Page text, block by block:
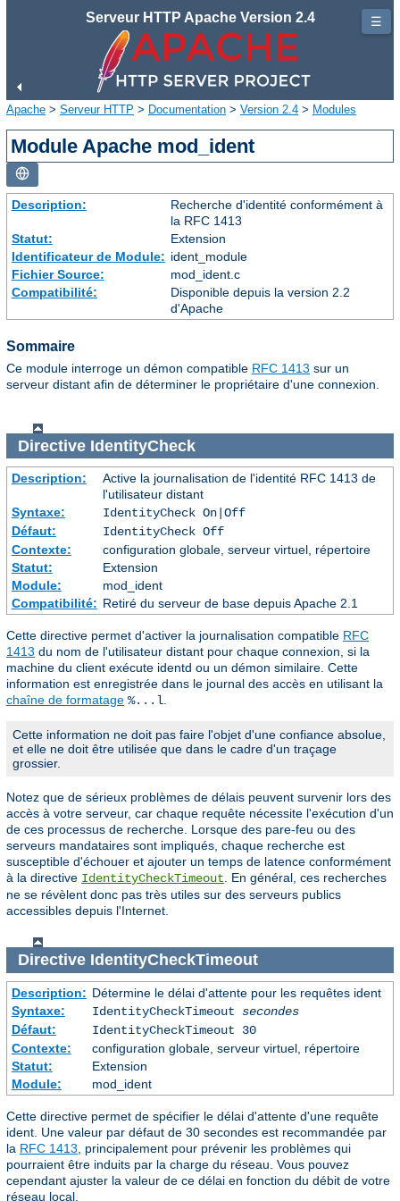
Serveur HTTP Apache Version 2.4
Apache > Serveur HTTP > Documentation > Version 2.4 > Modules
Module Apache mod_ident
Description:
Recherche d'identité conformément à
la RFC 1413
Statut:
Extension
Identificateur de Module: ident_module
Fichier Source:
mod_ident.c
Compatibilité:
Disponible depuis la version 2.2
d'Apache
Sommaire
Ce module interroge un démon compatible RFC 1413 sur un
serveur distant afin de déterminer le propriétaire d'une connexion.
Directive IdentityCheck
Description:
Active la journalisation de l'identité RFC 1413 de
l'utilisateur distant
Syntaxe:
IdentityCheck On|Off
Défaut:
IdentityCheck Off
Contexte:
configuration globale, serveur virtuel, répertoire
Statut:
Extension
Module:
mod_ident
Compatibilité: Retiré du serveur de base depuis Apache 2.1
Cette directive permet d'activer la journalisation compatible RFC
1413 du nom de l'utilisateur distant pour chaque connexion, si la
machine du client exécute identd ou un démon similaire. Cette
information est enregistrée dans le journal des accès en utilisant la
chaîne de formatage %...l.
Cette information ne doit pas faire l'objet d'une confiance absolue,
et elle ne doit être utilisée que dans le cadre d'un traçage
grossier.
Notez que de sérieux problèmes de délais peuvent survenir lors des
accès à votre serveur, car chaque requête nécessite l'exécution d'un
de ces processus de recherche. Lorsque des pare-feu ou des
serveurs mandataires sont impliqués, chaque recherche est
susceptible d'échouer et ajouter un temps de latence conformément
à la directive IdentityCheckTimeout. En général, ces recherches
ne se révèlent donc pas très utiles sur des serveurs publics
accessibles depuis l'Internet.
Directive IdentityCheckTimeout
Description: Détermine le délai d'attente pour les requêtes ident
Syntaxe:
IdentityCheckTimeout secondes
Défaut:
IdentityCheckTimeout 30
Contexte:
configuration globale, serveur virtuel, répertoire
Statut:
Extension
Module:
mod_ident
Cette directive permet de spécifier le délai d'attente d'une requête
ident. Une valeur par défaut de 30 secondes est recommandée par
la RFC 1413 , principalement pour prévenir les problèmes qui
pourraient être induits par la charge du réseau. Vous pouvez
cependant ajuster la valeur de ce délai en fonction du débit de votre
réseau local.
☰